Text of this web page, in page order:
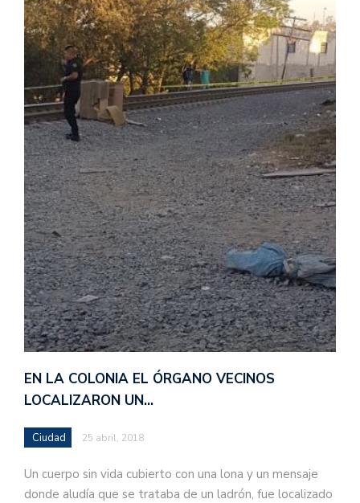
EN LA COLONIA EL ÓRGANO VECINOS
LOCALIZARON UN…
Ciudad 25 abril, 2018
Un cuerpo sin vida cubierto con una lona y un mensaje
donde aludía que se trataba de un ladrón, fue localizado